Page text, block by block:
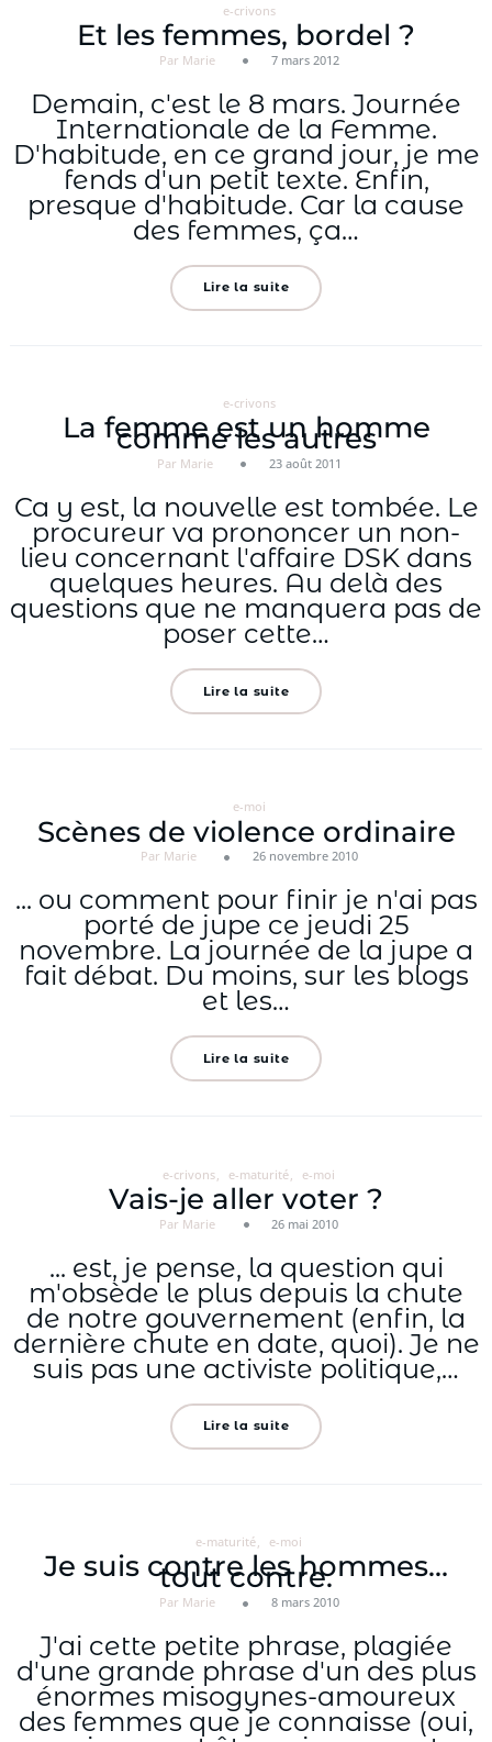
e-crivons
Et les femmes, bordel ?
Par Marie 7 mars 2012
Demain, c'est le 8 mars. Journée
Internationale de la Femme.
D'habitude, en ce grand jour, je me
fends d'un petit texte. Enfin,
presque d'habitude. Car la cause
des femmes, ça…
Lire la suite
e-crivons
La femme est un homme
comme les autres
Par Marie 23 août 2011
Ca y est, la nouvelle est tombée. Le
procureur va prononcer un non-
lieu concernant l'affaire DSK dans
quelques heures. Au delà des
questions que ne manquera pas de
poser cette…
Lire la suite
e-moi
Scènes de violence ordinaire
Par Marie 26 novembre 2010
... ou comment pour finir je n'ai pas
porté de jupe ce jeudi 25
novembre. La journée de la jupe a
fait débat. Du moins, sur les blogs
et les…
Lire la suite
e-crivons e-maturité e-moi
Vais-je aller voter ?
Par Marie 26 mai 2010
... est, je pense, la question qui
m'obsède le plus depuis la chute
de notre gouvernement (enfin, la
dernière chute en date, quoi). Je ne
suis pas une activiste politique,…
Lire la suite
e-maturité e-moi
Je suis contre les hommes…
tout contre.
Par Marie 8 mars 2010
J'ai cette petite phrase, plagiée
d'une grande phrase d'un des plus
énormes misogynes-amoureux
des femmes que je connaisse (oui,